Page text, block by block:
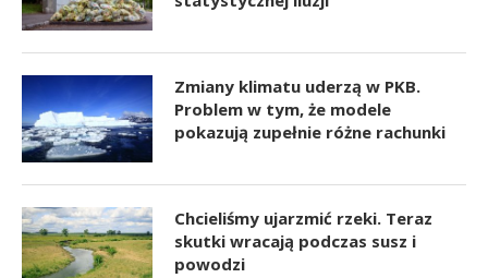
Zmiany klimatu uderzą w PKB.
Problem w tym, że modele
pokazują zupełnie różne rachunki
Chcieliśmy ujarzmić rzeki. Teraz
skutki wracają podczas susz i
powodzi